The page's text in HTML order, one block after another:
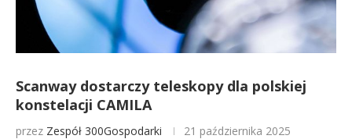
Scanway dostarczy teleskopy dla polskiej
konstelacji CAMILA
przez Zespół 300Gospodarki 21 października 2025